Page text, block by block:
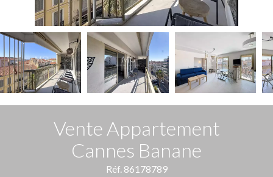
Vente Appartement
Cannes Banane
Réf. 86178789